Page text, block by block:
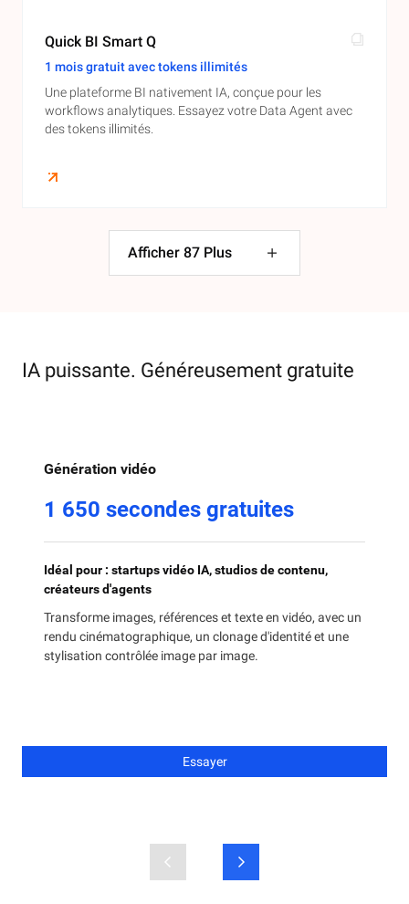
Quick BI Smart Q
1 mois gratuit avec tokens illimités
Une plateforme BI nativement IA, conçue pour les
workflows analytiques. Essayez votre Data Agent avec
des tokens illimités.
Afficher 87 Plus
IA puissante. Généreusement gratuite
Génération vidéo
1 650 secondes gratuites
Idéal pour : startups vidéo IA, studios de contenu,
créateurs d'agents
Transforme images, références et texte en vidéo, avec un
rendu cinématographique, un clonage d'identité et une
stylisation contrôlée image par image.
Essayer